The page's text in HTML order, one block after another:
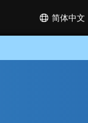
简体中文